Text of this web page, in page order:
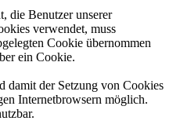
die Benutzer unserer
verwendet, muss
Cookie übernommen
ein Cookie.
damit der Setzung von Cookies
Internetbrowsern möglich.